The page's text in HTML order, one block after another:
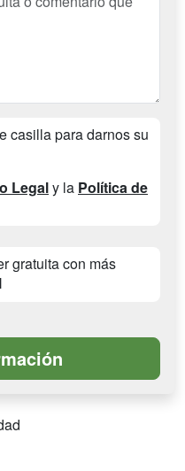
casilla para darnos su
Legaly la Política de
gratuita con más